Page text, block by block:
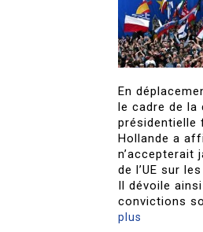
En
le cadre de la
présidentielle
Hollande a
n’accepterait
de l’UE sur
Il dévoile
convictions
plus